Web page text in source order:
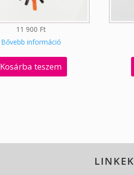
11 900 Ft
Bővebb információ
Kosárba teszem
LINKEK